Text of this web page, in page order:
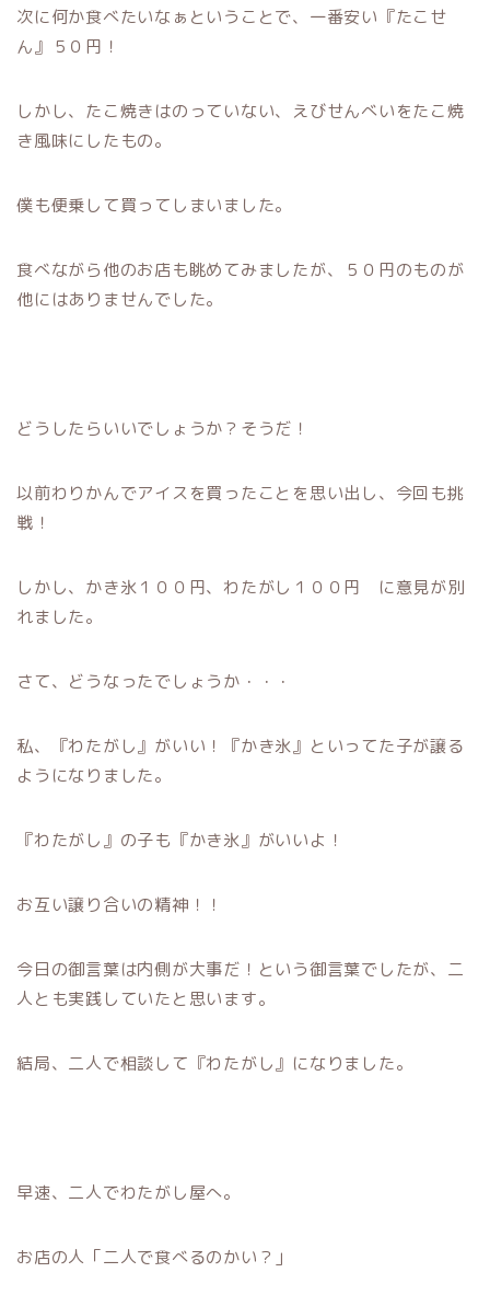
次に何か食べたいなぁということで、一番安い『たこせ
ん』５０円！
しかし、たこ焼きはのっていない、えびせんべいをたこ焼
き風味にしたもの。
僕も便乗して買ってしまいました。
食べながら他のお店も眺めてみましたが、５０円のものが
他にはありませんでした。
どうしたらいいでしょうか？そうだ！
以前わりかんでアイスを買ったことを思い出し、今回も挑
戦！
しかし、かき氷１００円、わたがし１００円 に意見が別
れました。
さて、どうなったでしょうか・・・
私、『わたがし』がいい！『かき氷』といってた子が譲る
ようになりました。
『わたがし』の子も『かき氷』がいいよ！
お互い譲り合いの精神！！
今日の御言葉は内側が大事だ！という御言葉でしたが、二
人とも実践していたと思います。
結局、二人で相談して『わたがし』になりました。
早速、二人でわたがし屋へ。
お店の人「二人で食べるのかい？」